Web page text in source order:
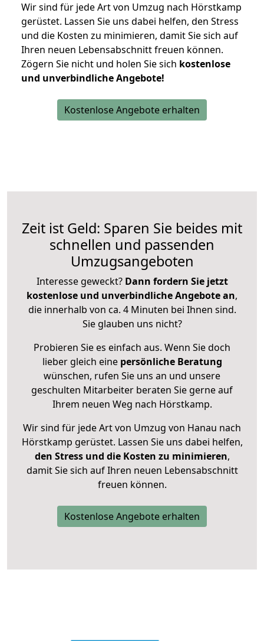
Wir sind für jede Art von Umzug nach Hörstkamp
gerüstet. Lassen Sie uns dabei helfen, den Stress
und die Kosten zu minimieren, damit Sie sich auf
Ihren neuen Lebensabschnitt freuen können.
Zögern Sie nicht und holen Sie sich kostenlose
und unverbindliche Angebote!
Kostenlose Angebote erhalten
Zeit ist Geld: Sparen Sie beides mit
schnellen und passenden
Umzugsangeboten
Interesse geweckt? Dann fordern Sie jetzt
kostenlose und unverbindliche Angebote an,
die innerhalb von ca. 4 Minuten bei Ihnen sind.
Sie glauben uns nicht?
Probieren Sie es einfach aus. Wenn Sie doch
lieber gleich eine persönliche Beratung
wünschen, rufen Sie uns an und unsere
geschulten Mitarbeiter beraten Sie gerne auf
Ihrem neuen Weg nach Hörstkamp.
Wir sind für jede Art von Umzug von Hanau nach
Hörstkamp gerüstet. Lassen Sie uns dabei helfen,
den Stress und die Kosten zu minimieren,
damit Sie sich auf Ihren neuen Lebensabschnitt
freuen können.
Kostenlose Angebote erhalten